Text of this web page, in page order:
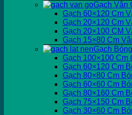
Gạch Vân
Gạch 60×120 Cm
Gạch 20×120 Cm
Gạch 20×100 CM
Gạch 15×80 Cm
Gạch
Gạch 100×100 Cm
Gạch 60×120 Cm
Gạch 80×80 Cm
Gạch 60×60 Cm
Gạch 80×160 Cm
Gạch 75×150 Cm
Gạch 30×60 Cm